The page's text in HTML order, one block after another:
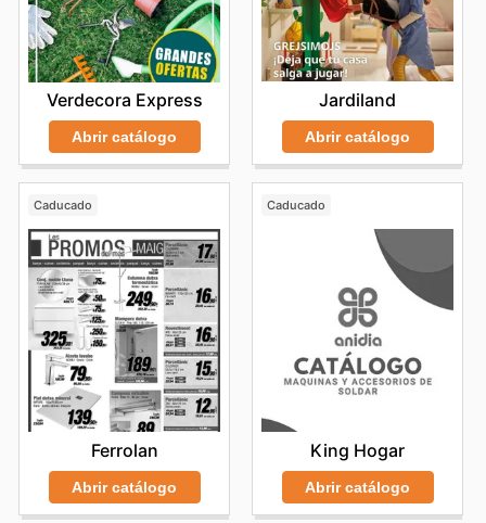
Verdecora Express
Abrir catálogo
Jardiland
Abrir catálogo
Caducado
Ferrolan
Abrir catálogo
Caducado
King Hogar
Abrir catálogo